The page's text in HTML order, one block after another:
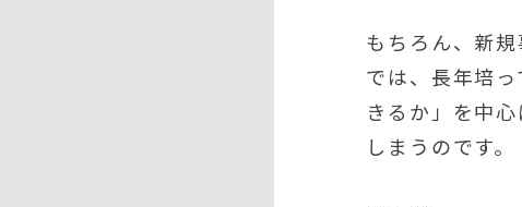
もちろん、新
では、長年培
きるか」を中
しまうのです。